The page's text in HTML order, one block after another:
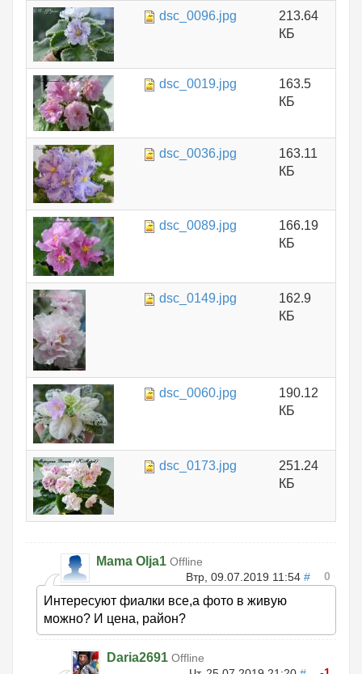
dsc_0096.jpg
213.64
КБ
dsc_0019.jpg
163.5
КБ
dsc_0036.jpg
163.11
КБ
dsc_0089.jpg
166.19
КБ
dsc_0149.jpg
162.9
КБ
dsc_0060.jpg
190.12
КБ
dsc_0173.jpg
251.24
КБ
Mama Olja1 Offline
Втр, 09.07.2019 11:54 # 0
Интересуют фиалки все,а фото в живую
можно? И цена, район?
Daria2691 Offline